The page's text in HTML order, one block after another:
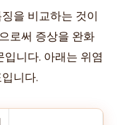
을 비교하는 것이
로써 증상을 완화
니다. 아래는 위염
니다.